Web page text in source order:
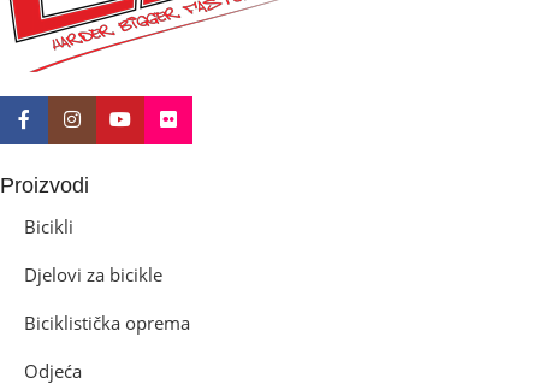
Proizvodi
Bicikli
Djelovi za bicikle
Biciklistička oprema
Odjeća